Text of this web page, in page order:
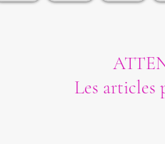
Les articles